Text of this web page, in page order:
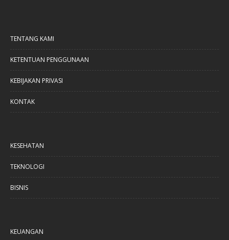
TENTANG KAMI
KETENTUAN PENGGUNAAN
KEBIJAKAN PRIVASI
KONTAK
KESEHATAN
TEKNOLOGI
BISNIS
KEUANGAN